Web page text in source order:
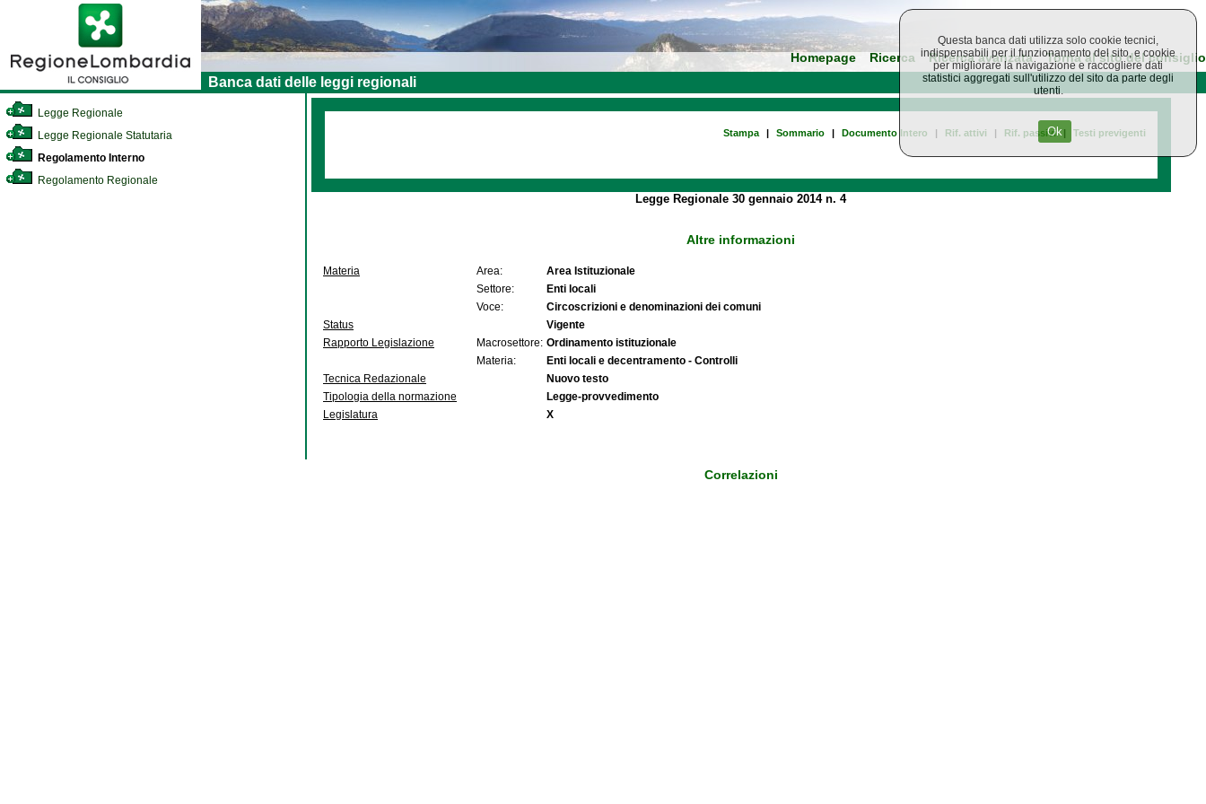
Homepage Ricerca Ricerca avanzata Torna al sito del consiglio
Banca dati delle leggi regionali
Legge Regionale
Legge Regionale Statutaria
Regolamento Interno
Regolamento Regionale
Stampa | Sommario | Documento Intero | Rif. attivi | Rif. passivi | Testi previgenti
Legge Regionale 30 gennaio 2014 n. 4
Altre informazioni
Materia Area:
Area Istituzionale
Settore:
Enti locali
Voce:
Circoscrizioni e denominazioni dei comuni
Status
Vigente
Rapporto Legislazione
Macrosettore: Ordinamento istituzionale
Materia:
Enti locali e decentramento - Controlli
Tecnica Redazionale
Nuovo testo
Tipologia della normazione
Legge-provvedimento
Legislatura
X
Correlazioni
Questa banca dati utilizza solo cookie tecnici,
indispensabili per il funzionamento del sito, e cookie
per migliorare la navigazione e raccogliere dati
statistici aggregati sull'utilizzo del sito da parte degli
utenti.
Ok